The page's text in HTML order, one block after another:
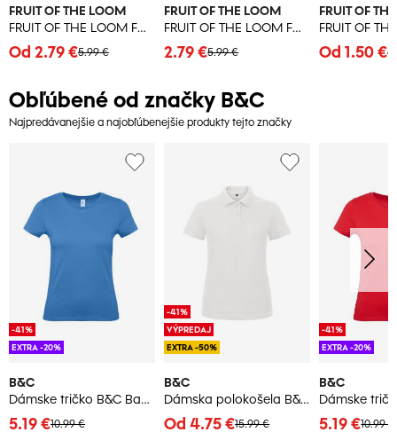
FRUIT OF THE LOOM
FRUIT OF THE LOOM FN63•Ladies Iconic Tee
5.99 €
Od 2.79 €
FRUIT OF THE LOOM
FRUIT OF THE LOOM FN63•Ladies Iconic Tee
5.99 €
2.79 €
FRUIT OF
Od 1.50 €
Obľúbené od značky B&C
Najpredávanejšie a najobľúbenejšie produkty tejto značky
B&C
Dámske tričko B&C Basic
10.99 €
5.19 €
-41%
EXTRA -20%
B&C
Dámska polokošela B&C Basic
15.99 €
Od 4.75 €
-41%
VÝPREDAJ
EXTRA -50%
B&C
10.99 €
5.19 €
-41%
EXTRA -20%